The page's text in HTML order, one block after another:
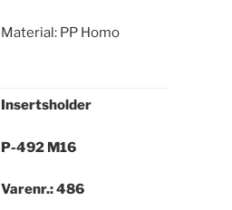
Material: PP Homo
Insertsholder
P-492 M16
Varenr.: 486